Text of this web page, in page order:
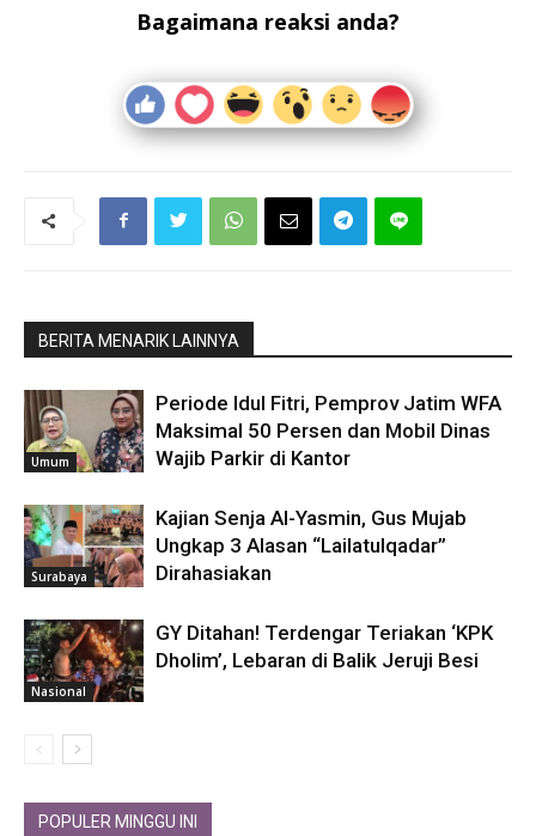
Bagaimana reaksi anda?
BERITA MENARIK LAINNYA
Umum
Periode Idul Fitri, Pemprov Jatim WFA
Maksimal 50 Persen dan Mobil Dinas
Wajib Parkir di Kantor
Surabaya
Kajian Senja Al-Yasmin, Gus Mujab
Ungkap 3 Alasan “Lailatulqadar”
Dirahasiakan
Nasional
GY Ditahan! Terdengar Teriakan ‘KPK
Dholim’, Lebaran di Balik Jeruji Besi
POPULER MINGGU INI